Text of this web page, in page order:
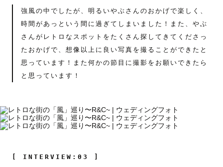
強風の中でしたが、明るいやぶさんのおかげで楽しく、
時間があっという間に過ぎてしまいました！また、やぶ
さんがレトロなスポットをたくさん探してきてくださっ
たおかげで、想像以上に良い写真を撮ることができたと
思っています！また何かの節目に撮影をお願いできたら
と思っています！
[ INTERVIEW:03 ]